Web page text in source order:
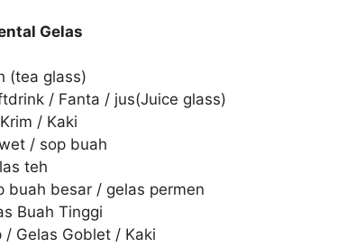
Gelas
(tea glass)
/ Fanta / jus(Juice glass)
/ Kaki
/ sop buah
teh
buah besar / gelas permen
Buah Tinggi
/ Gelas Goblet / Kaki